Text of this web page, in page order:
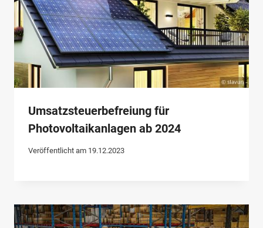
Umsatzsteuerbefreiung für
Photovoltaikanlagen ab 2024
Veröffentlicht am 19.12.2023